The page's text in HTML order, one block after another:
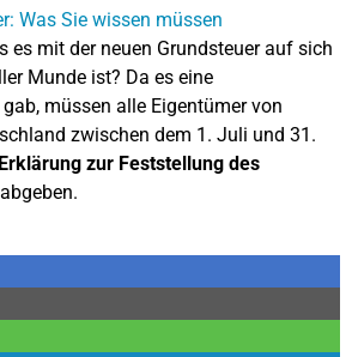
es mit der neuen Grundsteuer auf sich
Munde ist? Da es eine
müssen alle Eigentümer von
zwischen dem 1. Juli und 31.
Erklärung zur Feststellung des
abgeben.